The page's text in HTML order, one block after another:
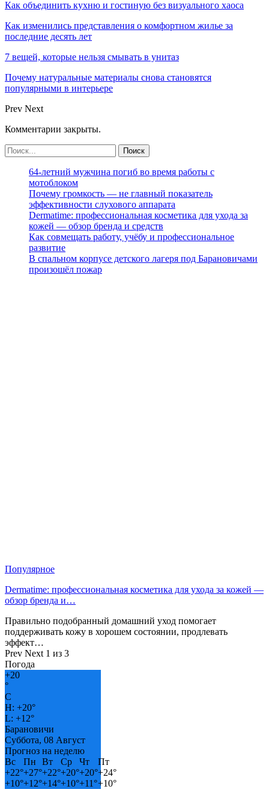
Как объединить кухню и гостиную без визуального хаоса
Как изменились представления о комфортном жилье за
последние десять лет
7 вещей, которые нельзя смывать в унитаз
Почему натуральные материалы снова становятся
популярными в интерьере
Prev Next
Комментарии закрыты.
64-летний мужчина погиб во время работы с
мотоблоком
Почему громкость — не главный показатель
эффективности слухового аппарата
Dermatime: профессиональная косметика для ухода за
кожей — обзор бренда и средств
Как совмещать работу, учёбу и профессиональное
развитие
В спальном корпусе детского лагеря под Барановичами
произошёл пожар
Популярное
Dermatime: профессиональная косметика для ухода за кожей —
обзор бренда и…
Правильно подобранный домашний уход помогает
поддерживать кожу в хорошем состоянии, продлевать
эффект…
Prev Next 1 из 3
Погода
+20
°
C
H: +20°
L: +12°
Барановичи
Суббота, 08 Август
Прогноз на неделю
Вс
Пн Вт Ср Чт
Пт
+22°+27°+22°+20°+20°+24°
+10°+12°+14°+10°+11°+10°